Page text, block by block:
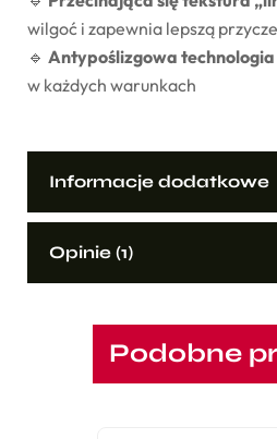
wilgoć i zapewnia lepszą
🔹 Antypoślizgowa technologia
w każdych warunkach
Informacje dodatkowe
Opinie (1)
Podobne